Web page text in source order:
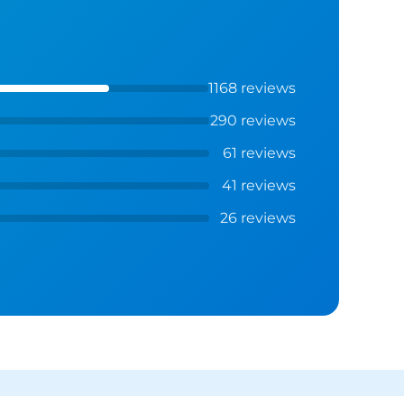
1168 reviews
290 reviews
61 reviews
41 reviews
26 reviews